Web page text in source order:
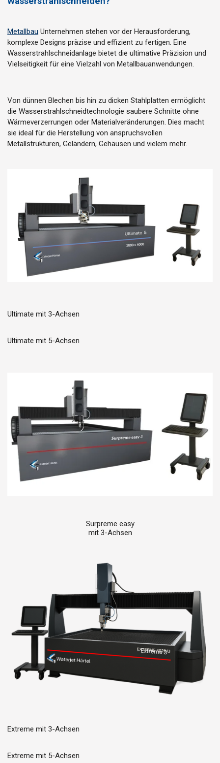
Metallbau Unternehmen stehen vor der Herausforderung,
komplexe Designs präzise und effizient zu fertigen. Eine
Wasserstrahlschneidanlage bietet die ultimative Präzision und
Vielseitigkeit für eine Vielzahl von Metallbauanwendungen.
Von dünnen Blechen bis hin zu dicken Stahlplatten ermöglicht
die Wasserstrahlschneidtechnologie saubere Schnitte ohne
Wärmeverzerrungen oder Materialveränderungen. Dies macht
sie ideal für die Herstellung von anspruchsvollen
Metallstrukturen, Geländern, Gehäusen und vielem mehr.
Ultimate mit 3-Achsen
Ultimate mit 5-Achsen
Surpreme easy
mit 3-Achsen
Extreme mit 3-Achsen
Extreme mit 5-Achsen